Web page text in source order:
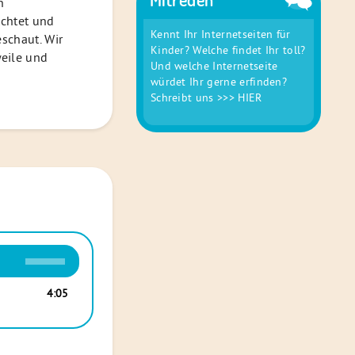
und
Wir
und
Pfeiltasten
Hoch/Runter
benutzen,
4:05
Kennt Ihr Internetseiten für
Kinder? Welche findet Ihr toll?
Und welche Internetseite
würdet Ihr gerne erfinden?
Schreibt uns>>> HIER